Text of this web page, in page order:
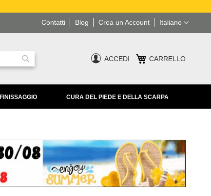
Lingua
Italiano
Blog Crea un Account
Contatti
Ricerca
ACCEDI CARRELLO
CURA DEL PIEDE E DELLA SCARPA